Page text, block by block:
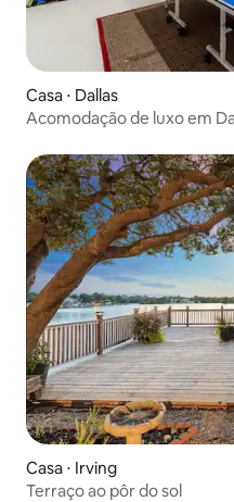
Casa ⋅ Dallas
Acomodação de luxo em
Casa ⋅ Irving
Terraço ao pôr do sol